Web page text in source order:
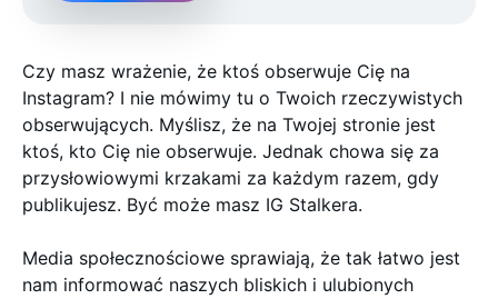
Czy masz wrażenie, że ktoś obserwuje Cię na
Instagram? I nie mówimy tu o Twoich rzeczywistych
obserwujących. Myślisz, że na Twojej stronie jest
ktoś, kto Cię nie obserwuje. Jednak chowa się za
przysłowiowymi krzakami za każdym razem, gdy
publikujesz. Być może masz IG Stalkera.
Media społecznościowe sprawiają, że tak łatwo jest
nam informować naszych bliskich i ulubionych